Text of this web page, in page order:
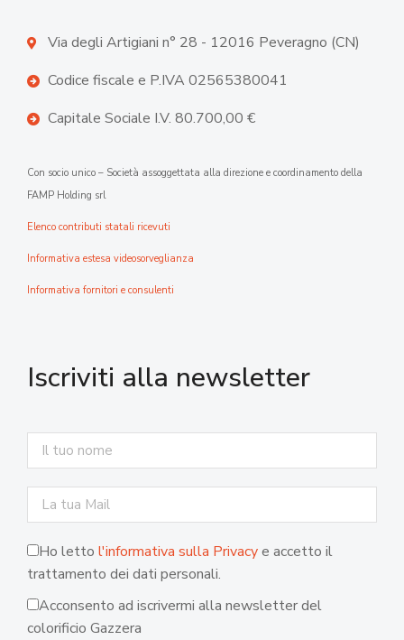
Via degli Artigiani n° 28 - 12016 Peveragno (CN)
Codice fiscale e P.IVA 02565380041
Capitale Sociale I.V. 80.700,00 €
Con socio unico – Società assoggettata alla direzione e coordinamento della
FAMP Holding srl
Elenco contributi statali ricevuti
Informativa estesa videosorveglianza
Informativa fornitori e consulenti
Iscriviti alla newsletter
Ho letto l'informativa sulla Privacye accetto il
trattamento dei dati personali.
Acconsento ad iscrivermi alla newsletter del
colorificio Gazzera